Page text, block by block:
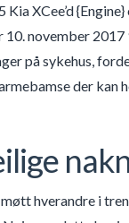
XCee’d
november
på sykehus,
der kan
hverandre i